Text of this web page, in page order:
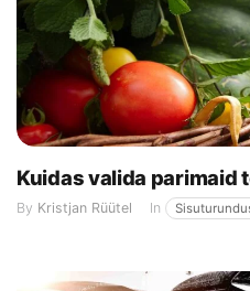
Kuidas valida parimaid
By Kristjan Rüütel In